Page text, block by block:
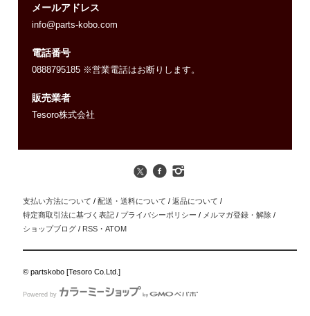
メールアドレス
info@parts-kobo.com
電話番号
0888795185 ※営業電話はお断りします。
販売業者
Tesoro株式会社
支払い方法について / 配送・送料について / 返品について /
特定商取引法に基づく表記 / プライバシーポリシー / メルマガ登録・解除 /
ショップブログ / RSS ・ATOM
© partskobo [Tesoro Co.Ltd.]
Powered by